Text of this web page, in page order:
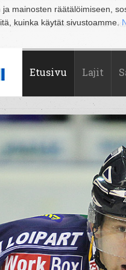
mainosten räätälöimiseen,
kuinka käytät sivustoamme.
Joensuu Jyväskylä Kouvola
Etusivu Lajit